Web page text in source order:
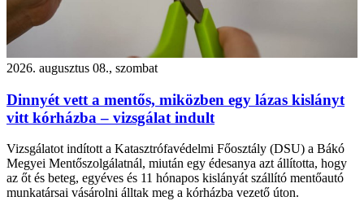
2026. augusztus 08., szombat
Dinnyét vett a mentős, miközben egy lázas kislányt
vitt kórházba – vizsgálat indult
Vizsgálatot indított a Katasztrófavédelmi Főosztály (DSU) a Bákó
Megyei Mentőszolgálatnál, miután egy édesanya azt állította, hogy
az őt és beteg, egyéves és 11 hónapos kislányát szállító mentőautó
munkatársai vásárolni álltak meg a kórházba vezető úton.